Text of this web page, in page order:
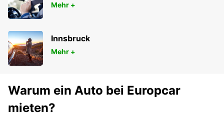
Mehr +
Innsbruck
Mehr +
Warum ein Auto bei Europcar
mieten?